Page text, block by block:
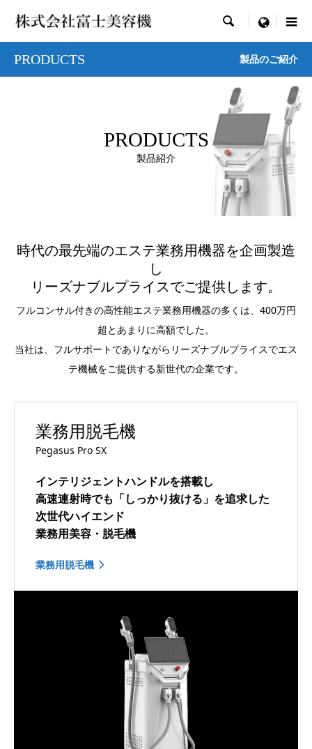
 menu
PRODUCTS 製品のご紹介
PRODUCTS
製品紹介
時代の最先端のエステ業務用機器を企画製造
し
リーズナブルプライスでご提供します。
フルコンサル付きの高性能エステ業務用機器の多くは、400万円
超とあまりに高額でした。
当社は、フルサポートでありながらリーズナブルプライスでエス
テ機械をご提供する新世代の企業です。
業務用脱毛機
Pegasus Pro SX
インテリジェントハンドルを搭載し
高速連射時でも「しっかり抜ける」を追求した
次世代ハイエンド
業務用美容・脱毛機
業務用脱毛機